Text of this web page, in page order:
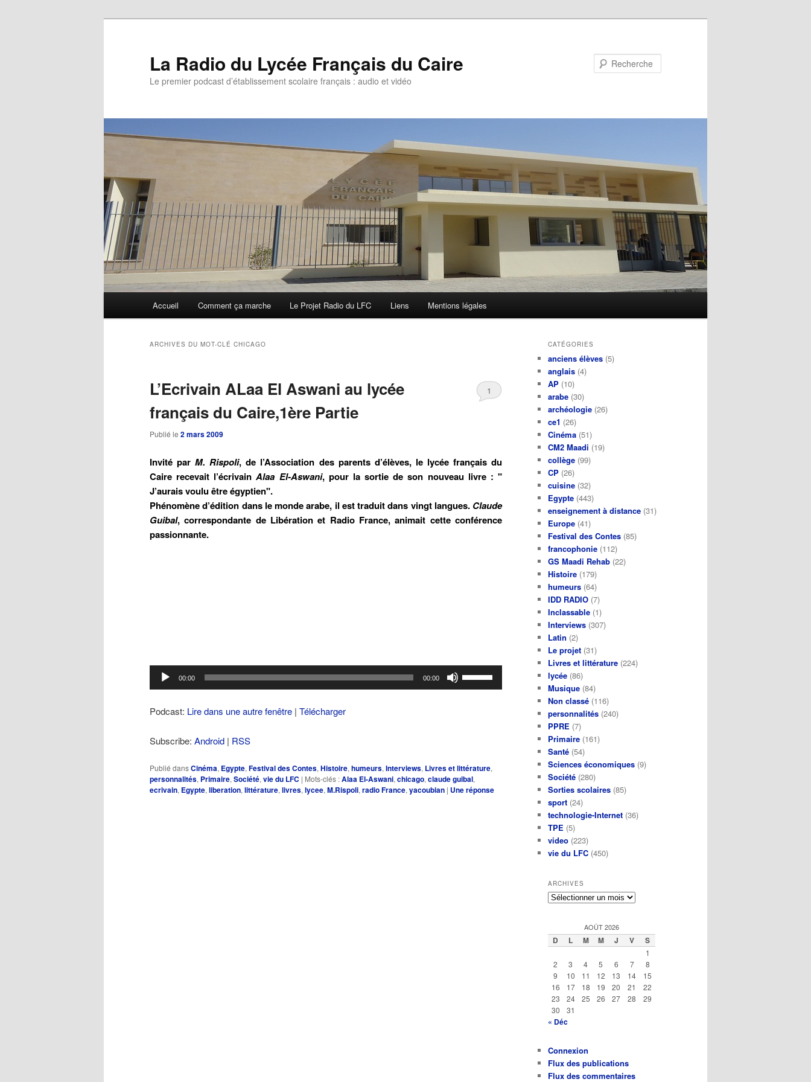
La Radio du Lycée Français du Caire
Le premier podcast d’établissement scolaire français : audio et vidéo
Aller
principal
Aller
secondaire
Accueil Comment ça marche Le Projet Radio du LFC Liens Mentions légales
ARCHIVES DU MOT-CLÉ CHICAGO
L’Ecrivain ALaa El Aswani au lycée
français du Caire,1ère Partie
Publié le 2 mars 2009
1
Invité parM. Rispoli, de l’Association des parents d’élèves, le lycée français du
Caire recevait l’écrivainAlaa El-Aswani, pour la sortie de son nouveau livre : "
J’aurais voulu être égyptien".
Phénomène d’édition dans le monde arabe, il est traduit dans vingt langues. Claude
Guibal, correspondante de Libération et Radio France, animait cette conférence
passionnante.
Lecteur
audio
00:00 00:00
diminuer
le
Podcast: Lire dans une autre fenêtre | Télécharger
Subscribe: Android | RSS
Publié dansCinéma, Egypte, Festival des Contes, Histoire, humeurs, Interviews, Livres et littérature,
personnalités, Primaire, Société, vie du LFC | Mots-clés :Alaa El-Aswani, chicago, claude guibal,
ecrivain, Egypte, liberation, littérature, livres, lycee, M.Rispoli, radio France, yacoubian | Uneréponse
CATÉGORIES
anciens élèves (5)
anglais (4)
AP (10)
arabe (30)
archéologie (26)
ce1 (26)
Cinéma (51)
CM2 Maadi (19)
collège (99)
CP (26)
cuisine (32)
Egypte (443)
enseignement à distance (31)
Europe (41)
Festival des Contes (85)
francophonie (112)
GS Maadi Rehab (22)
Histoire (179)
humeurs (64)
IDD RADIO (7)
Inclassable (1)
Interviews (307)
Latin (2)
Le projet (31)
Livres et littérature (224)
lycée (86)
Musique (84)
Non classé (116)
personnalités (240)
PPRE (7)
Primaire (161)
Santé (54)
Sciences économiques (9)
Société (280)
Sorties scolaires (85)
sport (24)
technologie-Internet (36)
TPE (5)
video (223)
vie du LFC (450)
ARCHIVES
Archives
AOÛT 2026
D L M M J V S
1
2
3 4 5 6 7
8
9
10 11 12 13 14
15
16
17 18 19 20 21
22
23
24 25 26 27 28
29
30
31
« Déc
Connexion
Flux des publications
Flux des commentaires